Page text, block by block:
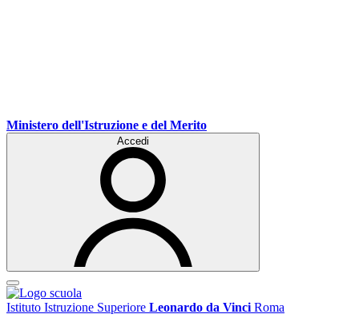
Ministero dell'Istruzione e del Merito
Accedi
Istituto Istruzione Superiore Leonardo da Vinci Roma